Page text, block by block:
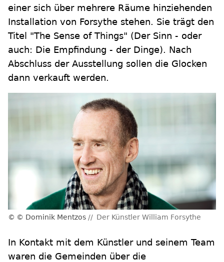
einer sich über mehrere Räume hinziehenden
Installation von Forsythe stehen. Sie trägt den
Titel "The Sense of Things" (Der Sinn - oder
auch: Die Empfindung - der Dinge). Nach
Abschluss der Ausstellung sollen die Glocken
dann verkauft werden.
© Dominik Mentzos Der Künstler William Forsythe
In Kontakt mit dem Künstler und seinem Team
waren die Gemeinden über die